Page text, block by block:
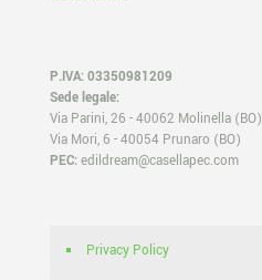
P.IVA: 03350981209
Sede legale:
Via Parini, 26 - 40062 Molinella (BO)
Via Mori, 6 - 40054 Prunaro (BO)
PEC: edildream@casellapec.com
Privacy Policy